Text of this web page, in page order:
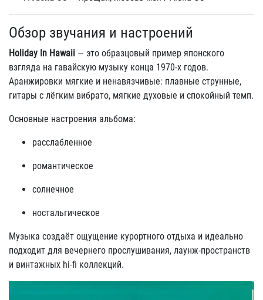
Обзор звучания и настроений
Holiday In Hawaii — это образцовый пример японского
взгляда на гавайскую музыку конца 1970-х годов.
Аранжировки мягкие и ненавязчивые: плавные струнные,
гитары с лёгким вибрато, мягкие духовые и спокойный темп.
Основные настроения альбома:
расслабленное
романтическое
солнечное
ностальгическое
Музыка создаёт ощущение курортного отдыха и идеально
подходит для вечернего прослушивания, лаунж-пространств
и винтажных hi-fi коллекций.